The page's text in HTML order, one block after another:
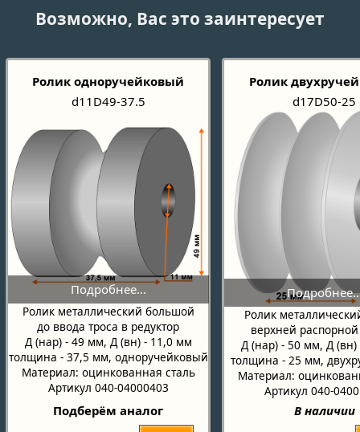
Возможно, Вас это заинтересует
Ролик одноручейковый
d11D49-37.5
Ролик металлический большой
до ввода троса в редуктор
Д (нар) - 49 мм, Д (вн) - 11,0 мм
толщина - 37,5 мм, одноручейковый
Материал: оцинкованная сталь
Артикул 040-04000403
Подберём аналог
Ролик
d17D50-25
Ролик
верхней
Д (нар) - 50 мм, Д
толщина - 25 мм,
Материал:
Артикул 040-
В наличии